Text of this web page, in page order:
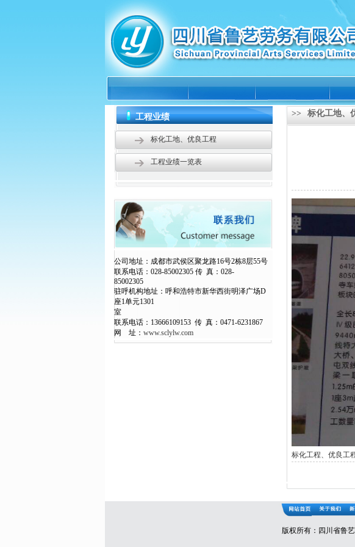
工程业绩
标化工地、优良工程
工程业绩一览表
公司地址：成都市武侯区聚龙路16号2栋8层55号
联系电话：028-85002305 传 真：028-
驻呼机构地址：呼和浩特市新华西街明泽广场D
座1单元1301
室
联系电话：13666109153 传 真：0471-6231867
网 址： www.sclylw.com
>> 标化工地、
标化工程、优良工
版权所有：四川省鲁